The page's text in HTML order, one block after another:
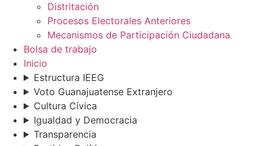
Distritación
Procesos Electorales Anteriores
Mecanismos de Participación Ciudadana
Bolsa de trabajo
Inicio
Estructura IEEG
Voto Guanajuatense Extranjero
Cultura Cívica
Igualdad y Democracia
Transparencia